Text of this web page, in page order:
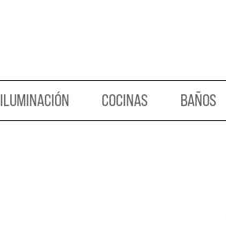
ILUMINACIÓN COCINAS BAÑOS